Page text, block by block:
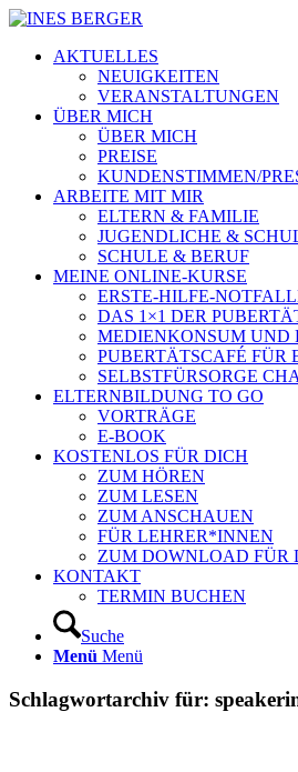
AKTUELLES
NEUIGKEITEN
VERANSTALTUNGEN
ÜBER MICH
ÜBER MICH
PREISE
KUNDENSTIMMEN/
ARBEITE MIT MIR
ELTERN & FAMILIE
JUGENDLICHE &
SCHULE & BERUF
MEINE ONLINE-KURSE
ERSTE-HILFE-
DAS 1×1 DER
MEDIENKONSUM UND
PUBERTÄTSCAFÉ FÜR
SELBSTFÜRSORGE
ELTERNBILDUNG TO GO
VORTRÄGE
E-BOOK
KOSTENLOS FÜR DICH
ZUM HÖREN
ZUM LESEN
ZUM ANSCHAUEN
FÜR LEHRER*INNEN
ZUM DOWNLOAD FÜR
KONTAKT
TERMIN BUCHEN
Suche
Menü Menü
Schlagwortarchiv für: